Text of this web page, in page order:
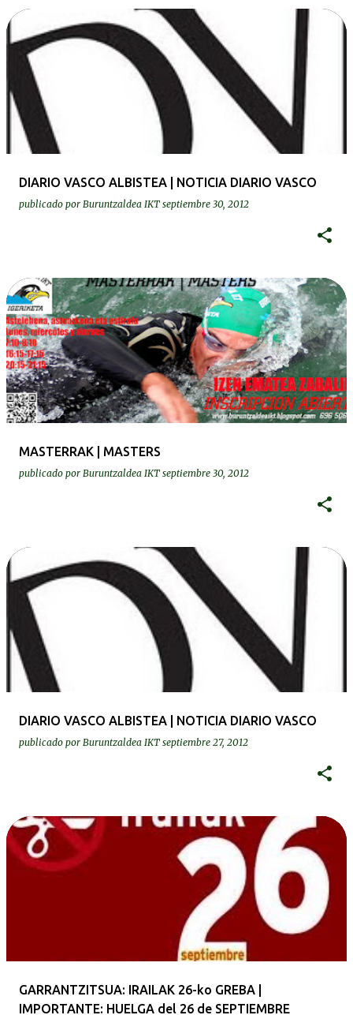
DIARIO VASCO ALBISTEA | NOTICIA DIARIO VASCO
publicado por Buruntzaldea IKT septiembre 30, 2012
MASTERRAK | MASTERS
publicado por Buruntzaldea IKT septiembre 30, 2012
DIARIO VASCO ALBISTEA | NOTICIA DIARIO VASCO
publicado por Buruntzaldea IKT septiembre 27, 2012
GARRANTZITSUA: IRAILAK 26-ko GREBA |
IMPORTANTE: HUELGA del 26 de SEPTIEMBRE